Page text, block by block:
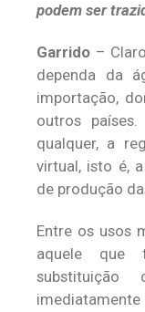
podem ser
Garrido –
dependa da
importação,
outros
qualquer, a
virtual, isto é,
de produção
Entre os usos
aquele que
substituição